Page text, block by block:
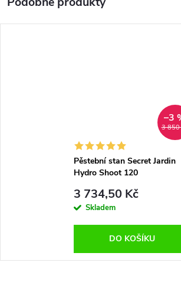
3 850
–3
Pěstební stan Secret Jardin
Hydro Shoot 120
3 734,50 Kč
Skladem
DO KOŠÍKU